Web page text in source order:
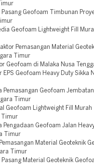
Geofoam Timbunan
Geofoam Lightweight Fill
Pemasangan Material
Timur
Geofoam di Malaka Nusa
Geofoam Heavy Duty Sikka
Pemasangan Geofoam
Timur
Geofoam Lightweight Fill
Timur
Geofoam Jalan
Timur
Material Geoteknik
Timur
Material Geoteknik